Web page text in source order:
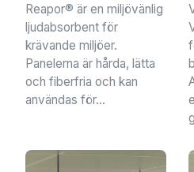
Reapor® är en miljövänlig
ljudabsorbent för
krävande miljöer.
Panelerna är hårda, lätta
och fiberfria och kan
användas för...